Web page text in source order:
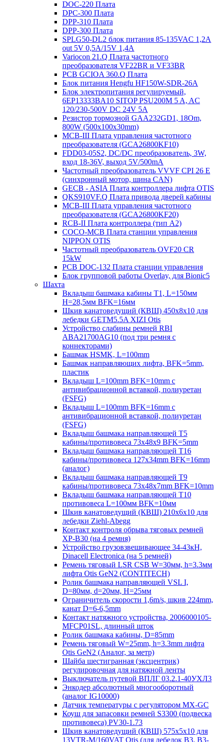
DOC-220 Плата
DPC-300 Плата
DPP-310 Плата
DPP-300 Плата
SPLG50-DL2 блок питания 85-135VAC 1,2А
out 5V 0,5А/15V 1,4А
Variocon 21.Q Плата частотного
преобразователя VF22BR и VF33BR
PCB GCIOA 360.Q Плата
Блок питания Hengfu HF150W-SDR-26A
Блок электропитания регулируемый,
6EP13333BA10 SITOP PSU200M 5 A, AC
120/230-500V DC 24V 5A
Резистор тормозной GAA232GD1, 18Om,
800W (500x100x30mm)
MCB-III Плата управления частотного
преобразователя (GCA26800KF10)
FDD03-05S2, DC/DC преобразователь, 3W,
вход 18-36V, выход 5V/500mA
Частотный преобразователь VVVF CPI 26 E
(синхронный мотор, шина CAN)
GECB - ASIA Плата контроллера лифта OTIS
QKS910VF.Q Плата привода дверей кабины
MCB-III Плата управления частотного
преобразователя (GCA26800KF20)
RCB-II Плата контроллера (тип A2)
COCO-MCB Плата станции управления
NIPPON OTIS
Частотный преобразователь OVF20 CR
15kW
PCB DOC-132 Плата станции управления
Блок групповой работы Overlay, для Bionic5
Шахта
Вкладыш башмака кабины T1, L=150мм
H=28,5мм BFK=16мм
Шкив канатоведущий (КВШ) 450х8х10 для
лебедки GETM5.5A XIZI Otis
Устройство слабины ремней RBI
ABA21700AG10 (под три ремня с
коннекторами)
Башмак HSMK, L=100mm
Башмак направляющих лифта, BFK=5mm,
пластик
Вкладыш L=100mm BFK=10mm с
антивибрационной вставкой, полиуретан
(FSFG)
Вкладыш L=100mm BFK=16mm с
антивибрационной вставкой, полиуретан
(FSFG)
Вкладыш башмака направляющей T5
кабины/противовеса 73х48х9 BFK=5mm
Вкладыш башмака направляющей T16
кабины/противовеса 127х34mm BFK=16mm
(аналог)
Вкладыш башмака направляющей T9
кабины/противовеса 73х48х7mm BFK=10mm
Вкладыш башмака направляющей T10
противовеса L=100мм BFK=10мм
Шкив канатоведущий (КВШ) 210х6х10 для
лебедки Ziehl-Abegg
Контакт контроля обрыва тяговых ремней
XP-B30 (на 4 ремня)
Устройство грузовзвешивающее 34-43кН,
Dinacell Electronica (на 5 ремней)
Ремень тяговый LSR CSB W=30мм, h=3.3мм
лифта Otis GeN2 (CONTITECH)
Ролик башмака направляющей VSL I,
D=80мм, d=20мм, H=25мм
Ограничитель скорости 1,6m/s, шкив 224mm,
канат D=6-6,5mm
Контакт натяжного устройства, 2006000105-
MFCP01SL, длинный шток
Ролик башмака кабины, D=85mm
Ремень тяговый W=25mm, h=3.3mm лифта
Otis GeN2 (Аналог, за метр)
Шайба шестигранная (эксцентрик)
регулировочная для натяжной ленты
Выключатель путевой ВПЛГ 03.2.1-40УХЛ3
Энкодер абсолютный многооборотный
(аналог IG10000)
Датчик температуры с регулятором MX-GC
Коуш для запасовки ремней S3300 (подвеска
противовеса) PV30-1.73
Шкив канатоведущий (КВШ) 575х5х10 для
13VTR-M/160VAT Otis (для лебедок B3, B3-